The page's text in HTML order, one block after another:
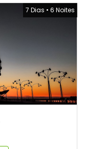
7 Dias • 6 Noites